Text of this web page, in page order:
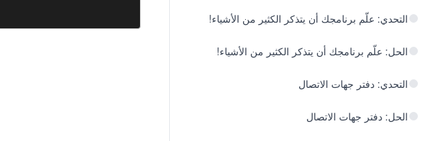
التحدي: علّم برنامجك أن يتذكر الكثير من الأشياء!
الحل: علّم برنامجك أن يتذكر الكثير من الأشياء!
التحدي: دفتر جهات الاتصال
الحل: دفتر جهات الاتصال